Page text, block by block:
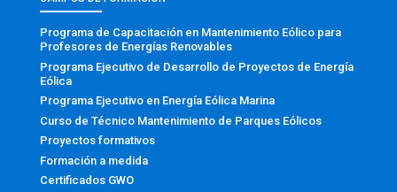
Programa de Capacitación en Mantenimiento Eólico para
Profesores de Energías Renovables
Programa Ejecutivo de Desarrollo de Proyectos de Energía
Eólica
Programa Ejecutivo en Energía Eólica Marina
Curso de Técnico Mantenimiento de Parques Eólicos
Proyectos formativos
Formación a medida
Certificados GWO